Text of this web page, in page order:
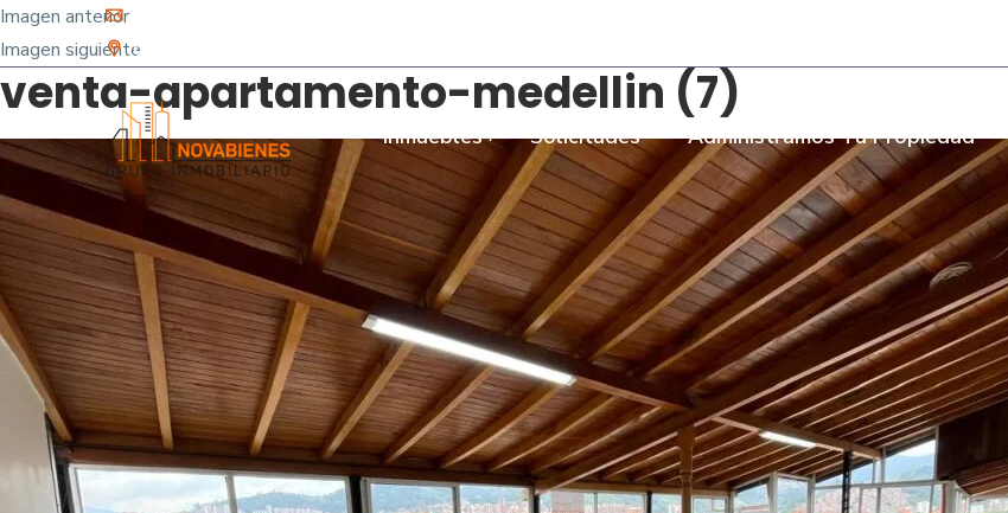
info@novabienes.com
Calle 68 Sur No. 43 C 35 - Sabaneta, Antioquia - Torre Bombay Local 110
Inmuebles Solicitudes Administramos Tu Propiedad
Imagen anterior
Imagen siguiente
venta-apartamento-medellin (7)